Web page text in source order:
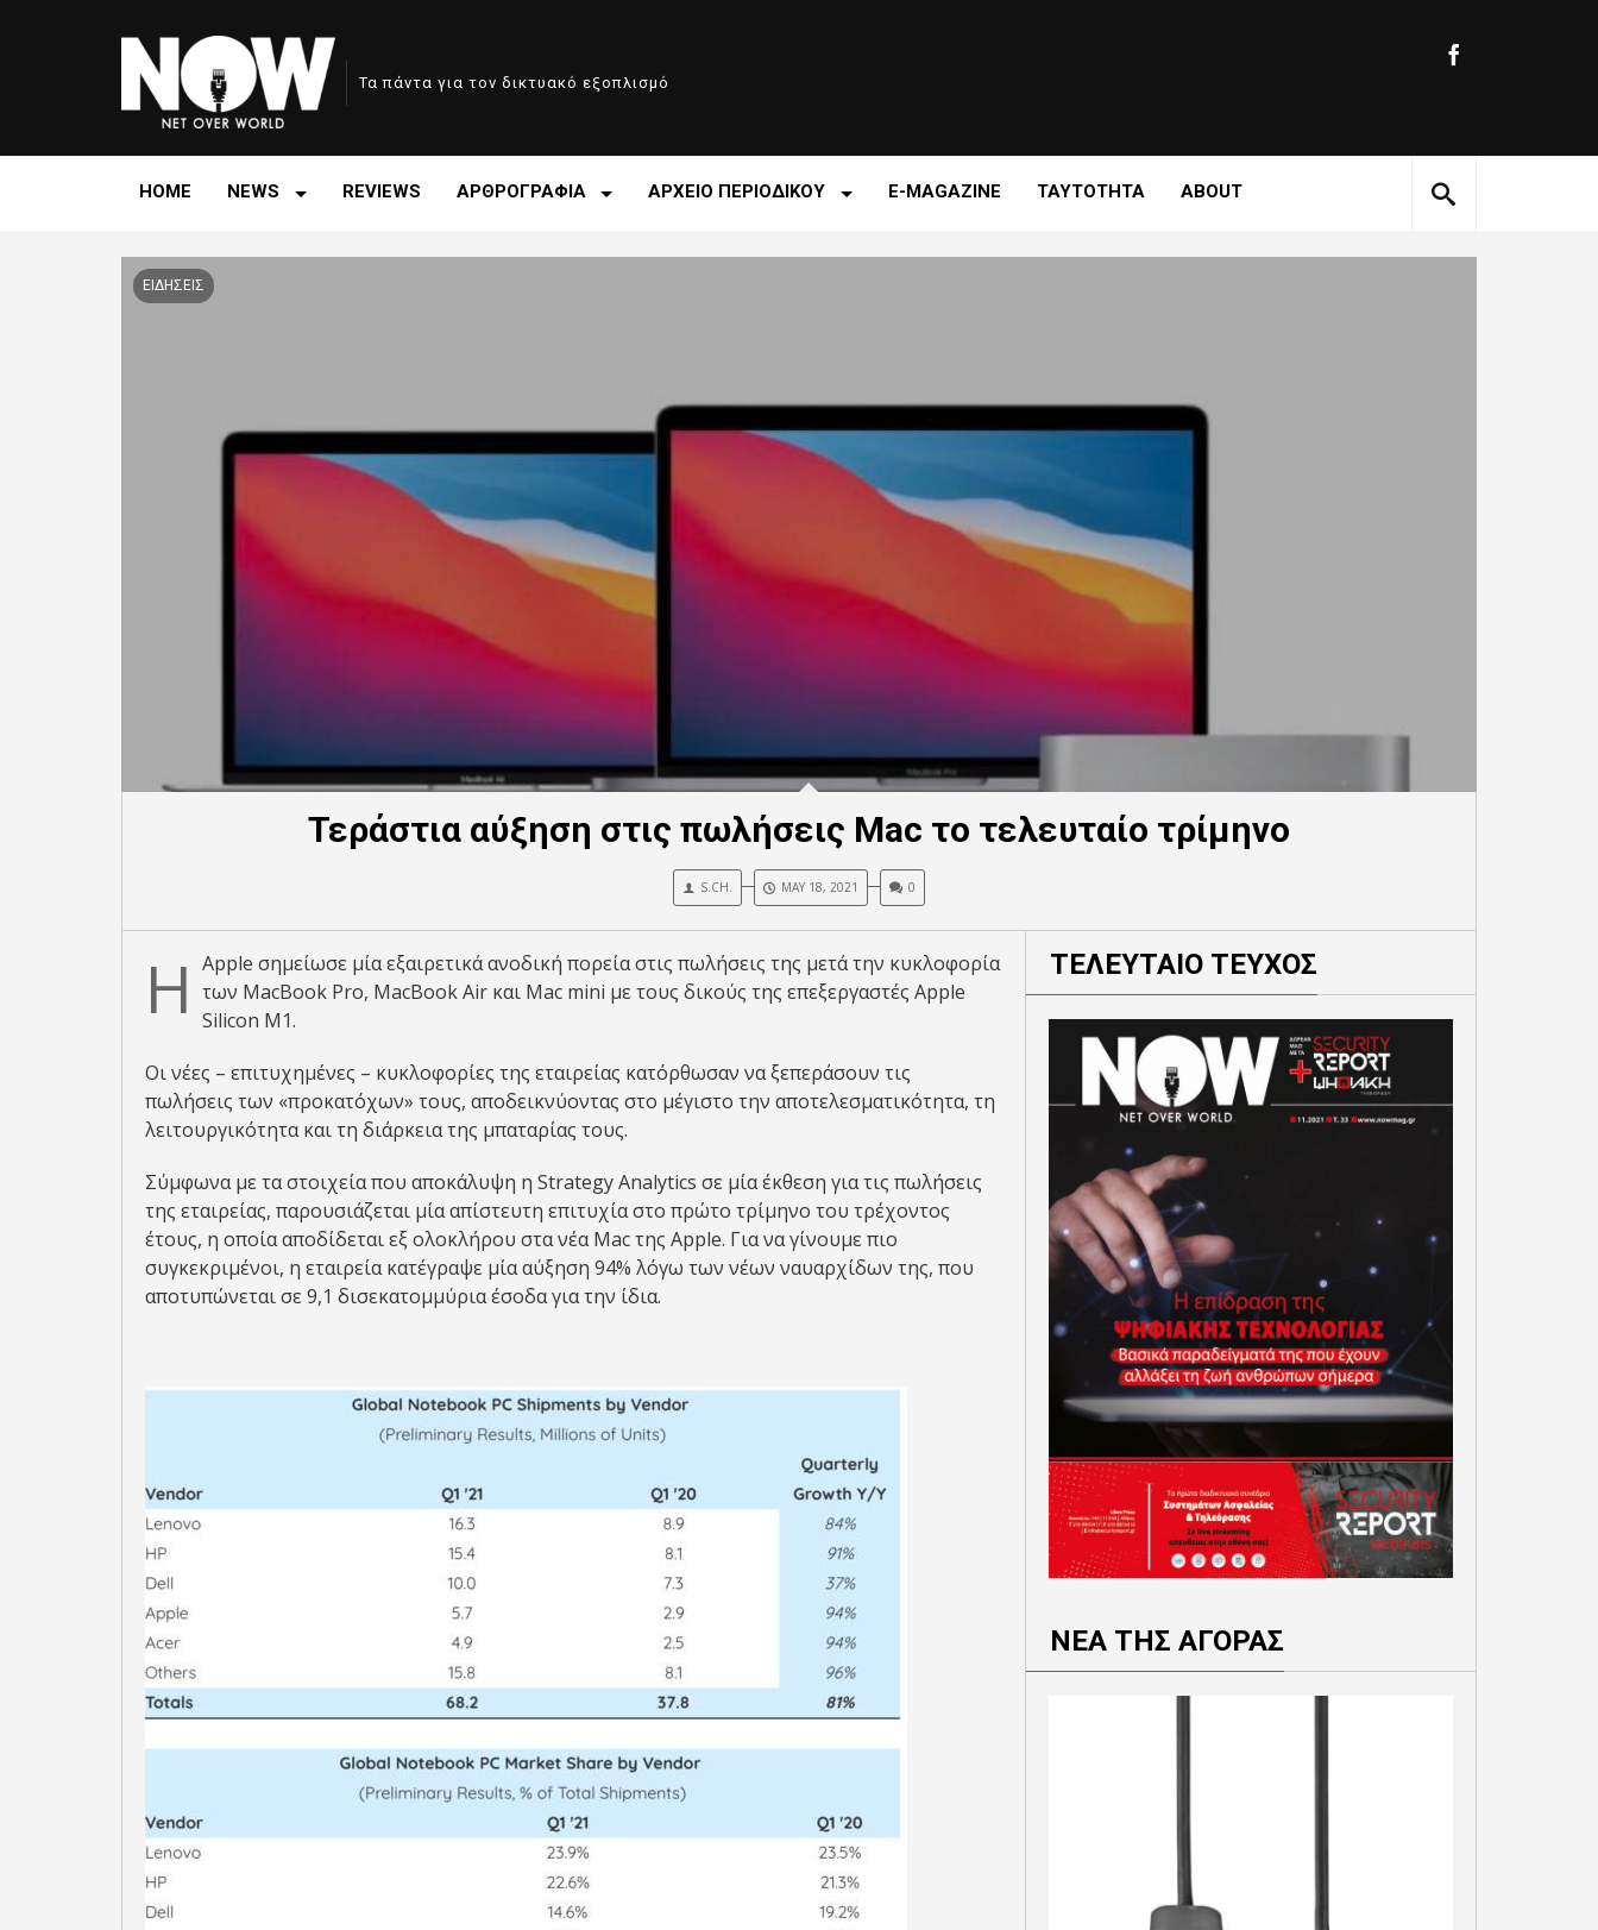
Τα πάντα για τον δικτυακό εξοπλισμό
HOME NEWS REVIEWS ΑΡΘΡΟΓΡΑΦΙΑ ΑΡΧΕΙΟ ΠΕΡΙΟΔΙΚΟΥ E-MAGAZINE ΤΑΥΤΟΤΗΤΑ ABOUT
ΕΙΔΗΣΕΙΣ
Τεράστια αύξηση στις πωλήσεις Mac το τελευταίο τρίμηνο
S.CH. MAY 18, 2021 0
Η Apple σημείωσε μία εξαιρετικά ανοδική πορεία στις πωλήσεις της μετά την κυκλοφορία
των MacBook Pro, MacBook Air και Mac mini με τους δικούς της επεξεργαστές Apple
Silicon M1.
Οι νέες – επιτυχημένες – κυκλοφορίες της εταιρείας κατόρθωσαν να ξεπεράσουν τις
πωλήσεις των «προκατόχων» τους, αποδεικνύοντας στο μέγιστο την αποτελεσματικότητα, τη
λειτουργικότητα και τη διάρκεια της μπαταρίας τους.
Σύμφωνα με τα στοιχεία που αποκάλυψη η Strategy Analytics σε μία έκθεση για τις πωλήσεις
της εταιρείας, παρουσιάζεται μία απίστευτη επιτυχία στο πρώτο τρίμηνο του τρέχοντος
έτους, η οποία αποδίδεται εξ ολοκλήρου στα νέα Mac της Apple. Για να γίνουμε πιο
συγκεκριμένοι, η εταιρεία κατέγραψε μία αύξηση 94% λόγω των νέων ναυαρχίδων της, που
αποτυπώνεται σε 9,1 δισεκατομμύρια έσοδα για την ίδια.
ΤΕΛΕΥΤΑΙΟ ΤΕΥΧΟΣ
ΝΕΑ ΤΗΣ ΑΓΟΡΑΣ